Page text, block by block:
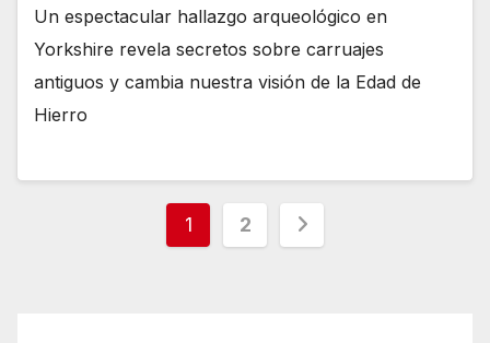
Un espectacular hallazgo arqueológico en
Yorkshire revela secretos sobre carruajes
antiguos y cambia nuestra visión de la Edad de
Hierro
Paginación
1 2